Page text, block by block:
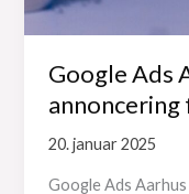
Google Ads
20. januar 2025
Google Ads